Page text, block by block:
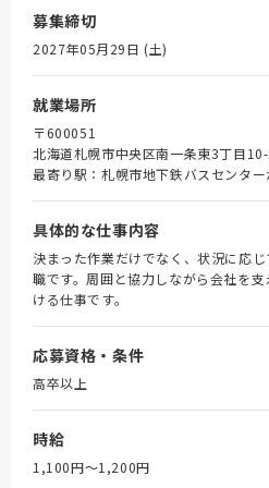
募集締切
2027年05月29日 (土)
就業場所
〒600051
北海道札幌市中央区南一条東3丁目
最寄り駅：札幌市地下鉄バスセンタ
具体的な仕事内容
決まった作業だけでなく、状況に応
職です。周囲と協力しながら会社を
ける仕事です。
応募資格・条件
高卒以上
時給
1,100円〜1,200円